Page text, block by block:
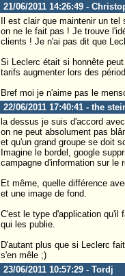
21/06/2011 14:26:49 -
Il est clair que maintenir un
on ne le fait pas ! Je trouve
clients ! Je n'ai pas dit que
Si Leclerc était si honnête
tarifs augmenter lors des
Bref moi je n'aime pas le
22/06/2011 17:40:41 - the
la dessus je suis d'accord
on ne peut absolument pas
et qu'un grand groupe se doit
Imagine le bordel, google
campagne d'information sur le
Et même, quelle différence
et une image de fond.
C'est le type d'application qu'il
qui les publie.
D'autant plus que si Leclerc
s'en mêle ;)
23/06/2011 10:57:29 - Tordj